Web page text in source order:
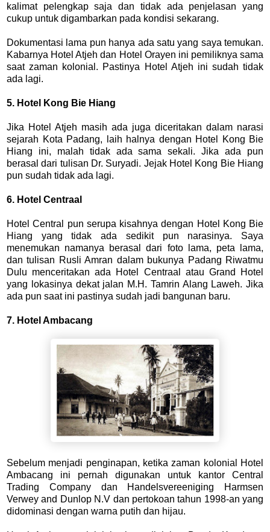
kalimat pelengkap saja dan tidak ada penjelasan yang
cukup untuk digambarkan pada kondisi sekarang.
Dokumentasi lama pun hanya ada satu yang saya temukan.
Kabarnya Hotel Atjeh dan Hotel Orayen ini pemiliknya sama
saat zaman kolonial. Pastinya Hotel Atjeh ini sudah tidak
ada lagi.
5. Hotel Kong Bie Hiang
Jika Hotel Atjeh masih ada juga diceritakan dalam narasi
sejarah Kota Padang, laih halnya dengan Hotel Kong Bie
Hiang ini, malah tidak ada sama sekali. Jika ada pun
berasal dari tulisan Dr. Suryadi. Jejak Hotel Kong Bie Hiang
pun sudah tidak ada lagi.
6. Hotel Centraal
Hotel Central pun serupa kisahnya dengan Hotel Kong Bie
Hiang yang tidak ada sedikit pun narasinya. Saya
menemukan namanya berasal dari foto lama, peta lama,
dan tulisan Rusli Amran dalam bukunya Padang Riwatmu
Dulu menceritakan ada Hotel Centraal atau Grand Hotel
yang lokasinya dekat jalan M.H. Tamrin Alang Laweh. Jika
ada pun saat ini pastinya sudah jadi bangunan baru.
7. Hotel Ambacang
Sebelum menjadi penginapan, ketika zaman kolonial Hotel
Ambacang ini pernah digunakan untuk kantor Central
Trading Company dan Handelsvereeniging Harmsen
Verwey and Dunlop N.V dan pertokoan tahun 1998-an yang
didominasi dengan warna putih dan hijau.